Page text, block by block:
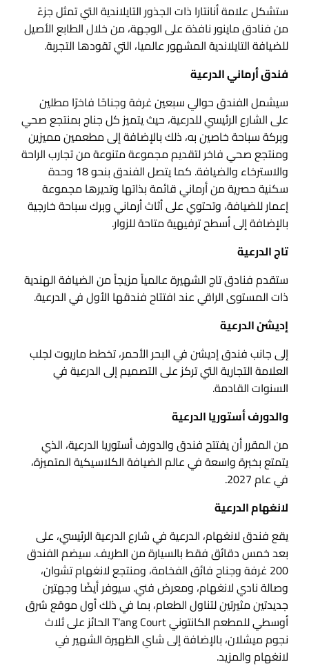
ستشكل علامة أنانتارا ذات الجذور التايلاندية التي تمثل جزءً
من فنادق ماينور نافذة على الوجهة، من خلال الطابع الأصيل
للضيافة التايلاندية المشهور عالميا، التي تقودها التجربة.
فندق أرماني الدرعية
سيشمل الفندق حوالي سبعين غرفة وجناحًا فاخرًا مطلين
على الشارع الرئيسي للدرعية، حيث يتميز كل جناج بمنتجع صحي
وبركة سباحة خاصين به، ذلك بالإضافة إلى مطعمين مميزين
ومنتجع صحي فاخر لتقديم مجموعة متنوعة من تجارب الراحة
والاسترخاء والضيافة. كما يتصل الفندق بنحو 18 وحدة
سكنية حصرية من أرماني قائمة بذاتها وتديرها مجموعة
إعمار للضيافة، وتحتوي على أثاث أرماني وبرك سباحة خارجية
بالإضافة إلى أسطح ترفيهية متاحة للزوار.
تاج الدرعية
ستقدم فنادق تاج الشهيرة عالمياً مزيجاً من الضيافة الهندية
ذات المستوى الراقي عند افتتاح فندقها الأول في الدرعية.
إديشن الدرعية
إلى جانب فندق إديشن في البحر الأحمر، تخطط ماريوت لجلب
العلامة التجارية التي تركز على التصميم إلى الدرعية في
السنوات القادمة.
والدورف أستوريا الدرعية
من المقرر أن يفتتح فندق والدورف أستوريا الدرعية، الذي
يتمتع بخبرة واسعة في عالم الضيافة الكلاسيكية المتميزة،
في عام 2027.
لانغهام الدرعية
يقع فندق لانغهام، الدرعية في شارع الدرعية الرئيسي، على
بعد خمس دقائق فقط بالسيارة من الطريف. سيضم الفندق
200 غرفة وجناح فائق الفخامة، ومنتجع لانغهام تشوان،
وصالة نادي لانغهام، ومعرض فني. سيوفر أيضًا وجهتين
جديدتين مثيرتين لتناول الطعام، بما في ذلك أول موقع شرق
أوسطي للمطعم الكانتوني T’ang Court الحائز على ثلاث
نجوم ميشلان، بالإضافة إلى شاي الظهيرة الشهير في
لانغهام والمزيد.